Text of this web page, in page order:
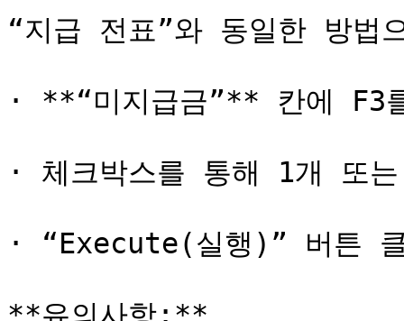
“지급 전표”와 동일한 방법
· **“미지급금”** 칸에 F3
· 체크박스를 통해 1개 또
· “Execute(실행)” 버튼